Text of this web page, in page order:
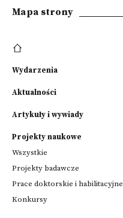
Mapa strony
Wydarzenia
Aktualności
Artykuły i wywiady
Projekty naukowe
Wszystkie
Projekty badawcze
Prace doktorskie i habilitacyjne
Konkursy